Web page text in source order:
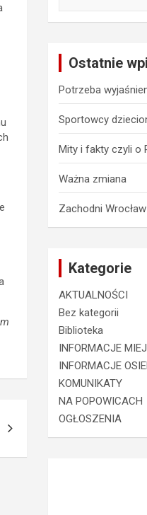
Ostatnie
Potrzeba
Sportowcy
Mity i fakty czyli o
Ważna zmiana
Zachodni
Kategorie
AKTUALNOŚCI
Bez kategorii
Biblioteka
INFORMACJE
INFORMACJE
KOMUNIKATY
NA POPOWICACH
OGŁOSZENIA